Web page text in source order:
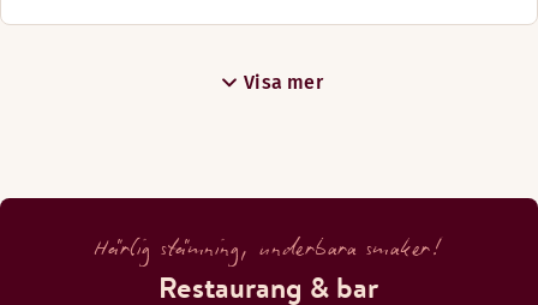
Visa mer
Härlig stämning, underbara smaker!
Restaurang & bar